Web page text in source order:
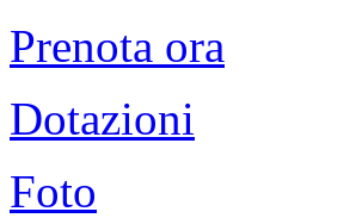
Prenota ora
Dotazioni
Foto